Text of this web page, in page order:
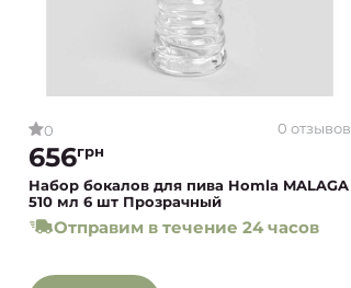
0 0 отзывов
656грн
Набор бокалов для пива Homla MALAGA
510 мл 6 шт Прозрачный
Отправим в течение 24 часов